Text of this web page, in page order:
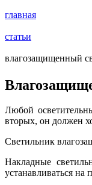
главная
статьи
влагозащищенный
Любой
вторых, он должен
Светильник
Накладные
устанавливаться на